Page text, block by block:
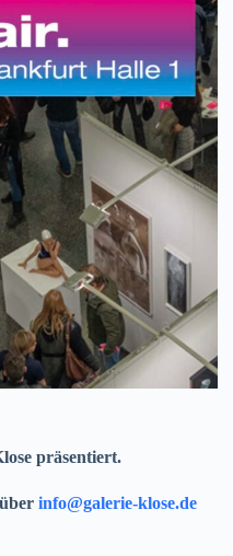
präsentiert.
info@galerie-klose.de